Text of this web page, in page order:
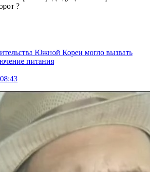
?
Южной Кореи могло вызвать
питания